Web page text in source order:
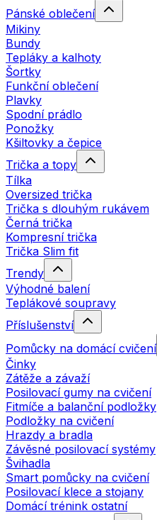
Pánské oblečení
Mikiny
Bundy
Tepláky a kalhoty
Šortky
Funkční oblečení
Plavky
Spodní prádlo
Ponožky
Kšiltovky a čepice
Trička a topy
Tílka
Oversized trička
Trička s dlouhým rukávem
Černá trička
Kompresní trička
Trička Slim fit
Trendy
Výhodné balení
Teplákové soupravy
Příslušenství
Pomůcky na domácí cvičení
Činky
Zátěže a závaží
Posilovací gumy na cvičení
Fitmíče a balanční podložky
Podložky na cvičení
Hrazdy a bradla
Závěsné posilovací systémy
Švihadla
Smart pomůcky na cvičení
Posilovací klece a stojany
Domácí trénink ostatní